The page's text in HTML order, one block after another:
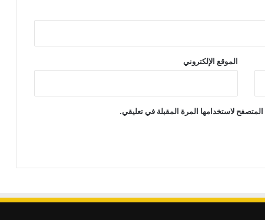
الموقع الإلكتروني
لاستخدامها المرة المقبلة في تعليقي.